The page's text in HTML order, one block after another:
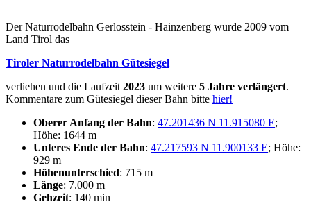
Der Naturrodelbahn Gerlosstein - Hainzenberg wurde 2009 vom
Land Tirol das
Tiroler Naturrodelbahn Gütesiegel
verliehen und die Laufzeit 2023 um weitere 5 Jahre verlängert.
Kommentare zum Gütesiegel dieser Bahn bitte hier!
Oberer Anfang der Bahn: 47.201436 N 11.915080 E;
Höhe: 1644 m
Unteres Ende der Bahn: 47.217593 N 11.900133 E; Höhe:
929 m
Höhenunterschied: 715 m
Länge: 7.000 m
Gehzeit: 140 min